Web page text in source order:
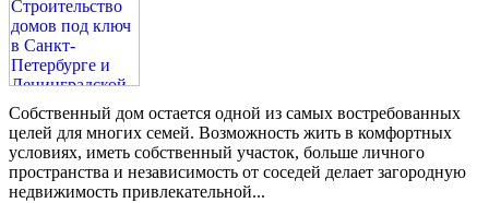
Собственный дом остается одной из самых востребованных
целей для многих семей. Возможность жить в комфортных
условиях, иметь собственный участок, больше личного
пространства и независимость от соседей делает загородную
недвижимость привлекательной...